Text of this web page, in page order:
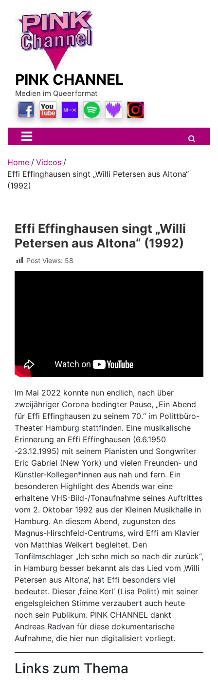
content
PINK CHANNEL
Medien im Queerformat
Home
Videos
Effi Effinghausen singt „Willi Petersen aus Altona“
(1992)
Effi Effinghausen singt „Willi
Petersen aus Altona“ (1992)
Post Views: 58
Im Mai 2022 konnte nun endlich, nach über
zweijähriger Corona bedingter Pause, „Ein Abend
für Effi Effinghausen zu seinem 70.“ im Polittbüro-
Theater Hamburg stattfinden. Eine musikalische
Erinnerung an Effi Effinghausen (6.6.1950
-23.12.1995) mit seinem Pianisten und Songwriter
Eric Gabriel (New York) und vielen Freunden- und
Künstler-Kollegen*innen aus nah und fern. Ein
besonderen Highlight des Abends war eine
erhaltene VHS-Bild-/Tonaufnahme seines Auftrittes
vom 2. Oktober 1992 aus der Kleinen Musikhalle in
Hamburg. An diesem Abend, zugunsten des
Magnus-Hirschfeld-Centrums, wird Effi am Klavier
von Matthias Weikert begleitet. Den
Tonfilmschlager „Ich sehn mich so nach dir zurück“,
in Hamburg besser bekannt als das Lied vom ‚Willi
Petersen aus Altona‘, hat Effi besonders viel
bedeutet. Dieser ‚feine Kerl‘ (Lisa Politt) mit seiner
engelsgleichen Stimme verzaubert auch heute
noch sein Publikum. PINK CHANNEL dankt
Andreas Radvan für diese dokumentarische
Aufnahme, die hier nun digitalisiert vorliegt.
Links zum Thema